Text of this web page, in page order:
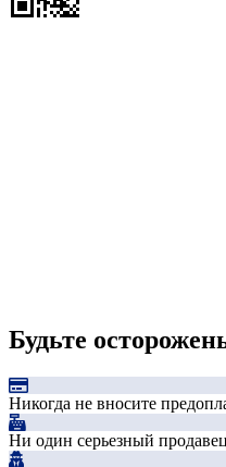
Будьте
Никогда не вносите
Ни один серьезный продавец